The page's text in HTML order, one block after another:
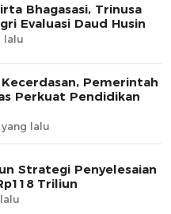
Bhagasasi, Trinusa
Evaluasi Daud Husin
lalu
Pemerintah
Perkuat Pendidikan
lalu
Strategi Penyelesaian
Triliun